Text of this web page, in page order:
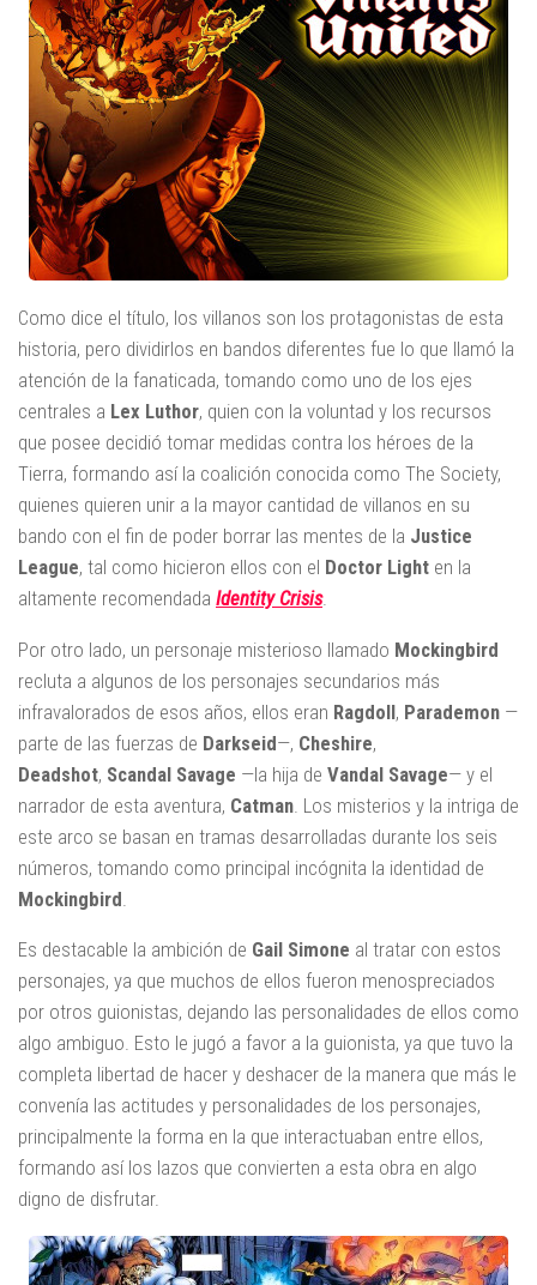
Como dice el título, los villanos son los protagonistas de esta
historia, pero dividirlos en bandos diferentes fue lo que llamó la
atención de la fanaticada, tomando como uno de los ejes
centrales a Lex Luthor, quien con la voluntad y los recursos
que posee decidió tomar medidas contra los héroes de la
Tierra, formando así la coalición conocida como The Society,
quienes quieren unir a la mayor cantidad de villanos en su
bando con el fin de poder borrar las mentes de la Justice
League, tal como hicieron ellos con el Doctor Light en la
altamente recomendada Identity Crisis.
Por otro lado, un personaje misterioso llamado Mockingbird
recluta a algunos de los personajes secundarios más
infravalorados de esos años, ellos eran Ragdoll, Parademon —
parte de las fuerzas de Darkseid—, Cheshire,
Deadshot, Scandal Savage —la hija de Vandal Savage— y el
narrador de esta aventura, Catman . Los misterios y la intriga de
este arco se basan en tramas desarrolladas durante los seis
números, tomando como principal incógnita la identidad de
Mockingbird
Es destacable la ambición de Gail Simone al tratar con estos
personajes, ya que muchos de ellos fueron menospreciados
por otros guionistas, dejando las personalidades de ellos como
algo ambiguo. Esto le jugó a favor a la guionista, ya que tuvo la
completa libertad de hacer y deshacer de la manera que más le
convenía las actitudes y personalidades de los personajes,
principalmente la forma en la que interactuaban entre ellos,
formando así los lazos que convierten a esta obra en algo
digno de disfrutar.